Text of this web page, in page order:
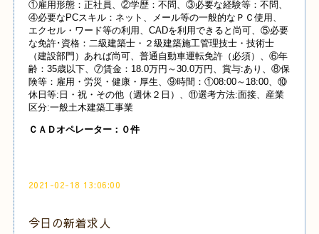
①雇用形態：正社員、②学歴：不問、③必要な経験等：不問、
④必要なPCスキル：ネット、メール等の一般的なＰＣ使用、
エクセル・ワード等の利用、CADを利用できると尚可、⑤必要
な免許･資格：二級建築士・２級建築施工管理技士・技術士
（建設部門）あれば尚可、普通自動車運転免許（必須）、⑥年
齢：35歳以下、⑦賃金：18.0万円～30.0万円、賞与:あり、⑧保
険等：雇用・労災・健康・厚生、⑨時間：①08:00～18:00、⑩
休日等:日・祝・その他（週休２日）、⑪選考方法:面接、産業
区分:一般土木建築工事業
Ｃ ＡＤオペレーター：０件
2021-02-18 13:06:00
今日の新着求人